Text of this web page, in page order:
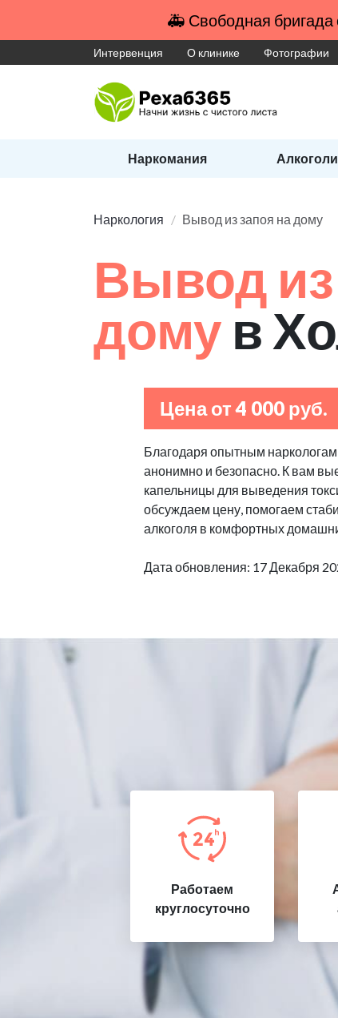
🚑 Свободная
Интервенция О клинике Фотографии
Наркомания
Наркология Вывод из запоя на дому
Вывод из
дому в
Цена от 4 000 руб.
Благодаря опытным наркологам
анонимно и безопасно. К вам
капельницы для выведения
обсуждаем цену, помогаем
алкоголя в комфортных
Дата обновления: 17 Декабря
Работаем
круглосуточно